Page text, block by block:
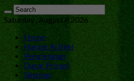
Saturday , August 8 2026
Home
Hantar Artikel
Pengiklanan
Dasar Privasi
Sitemap